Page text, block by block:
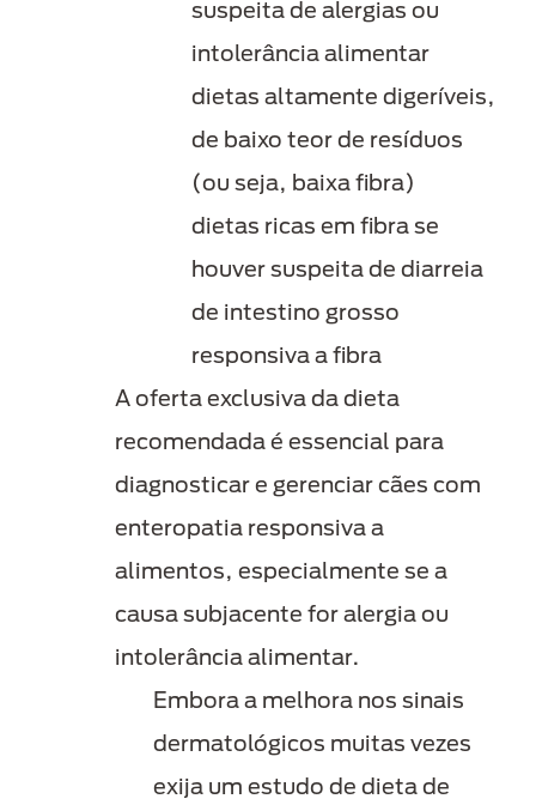
suspeita de alergias ou
intolerância alimentar
dietas altamente digeríveis,
de baixo teor de resíduos
(ou seja, baixa fibra)
dietas ricas em fibra se
houver suspeita de diarreia
de intestino grosso
responsiva a fibra
A oferta exclusiva da dieta
recomendada é essencial para
diagnosticar e gerenciar cães com
enteropatia responsiva a
alimentos, especialmente se a
causa subjacente for alergia ou
intolerância alimentar.
Embora a melhora nos sinais
dermatológicos muitas vezes
exija um estudo de dieta de